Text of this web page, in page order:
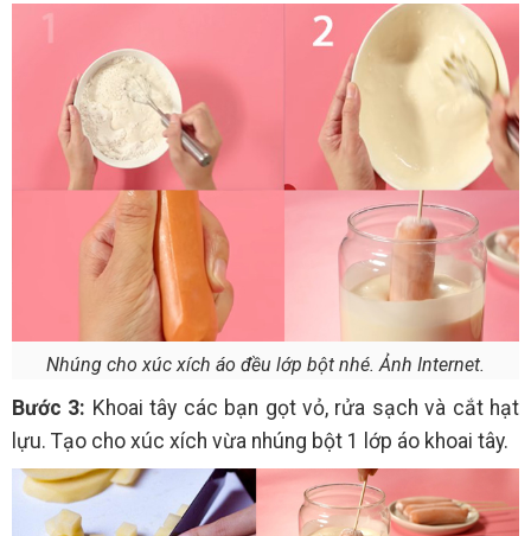
Nhúng cho xúc xích áo đều lớp bột nhé. Ảnh Internet.
Bước 3: Khoai tây các bạn gọt vỏ, rửa sạch và cắt hạt
lựu. Tạo cho xúc xích vừa nhúng bột 1 lớp áo khoai tây.